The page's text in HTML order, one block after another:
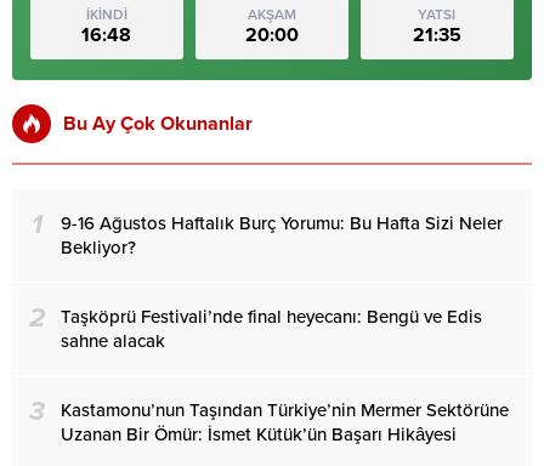
İKİNDİ
16:48
AKŞAM
20:00
YATSI
21:35
Bu Ay Çok Okunanlar
1
9-16 Ağustos Haftalık Burç Yorumu: Bu Hafta Sizi Neler
Bekliyor?
2
Taşköprü Festivali’nde final heyecanı: Bengü ve Edis
sahne alacak
3
Kastamonu’nun Taşından Türkiye’nin Mermer Sektörüne
Uzanan Bir Ömür: İsmet Kütük’ün Başarı Hikâyesi